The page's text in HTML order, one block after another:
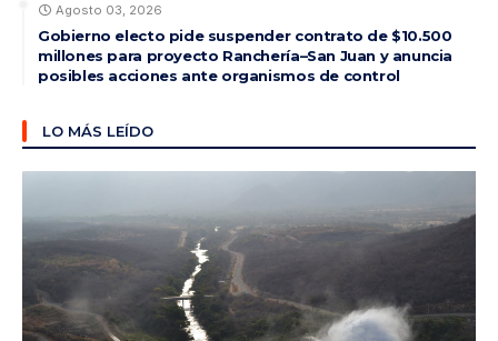
Agosto 03, 2026
Gobierno electo pide suspender contrato de $10.500
millones para proyecto Ranchería–San Juan y anuncia
posibles acciones ante organismos de control
LO MÁS LEÍDO